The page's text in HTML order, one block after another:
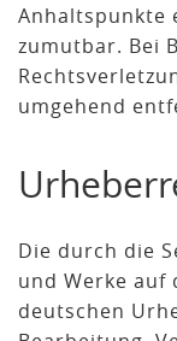
Anhaltspunkte
zumutbar. Bei
umgehend
Die durch die
und Werke auf
deutschen